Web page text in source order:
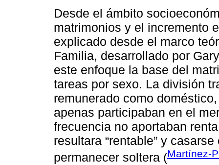
Desde el ámbito
matrimonios y el incremento
explicado desde el marco
Familia, desarrollado por
este enfoque la base del
tareas por sexo. La división
remunerado como
apenas participaban en el
frecuencia no aportaban
resultara “rentable” y
permanecer soltera (Martínez-